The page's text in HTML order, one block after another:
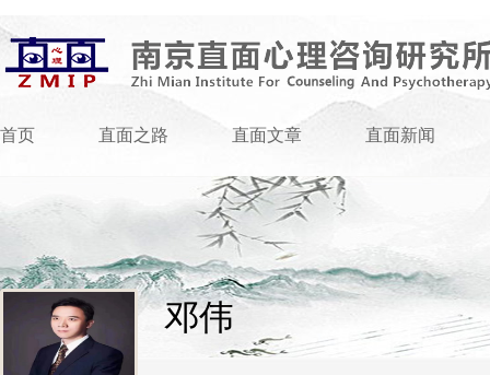
首页 直面之路 直面文章 直面新闻
邓伟